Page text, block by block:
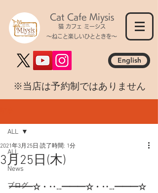
Cat Cafe Miysis
猫 カフェ ミーシス
～ねこと楽しいひとときを～
English
​※当店は予約制ではありません
ALL
News
ブログ
ALL
3月25日(木)
2021年3月25日 読了時間: 1分
━━━☆・‥…━━━☆・‥…━━━☆